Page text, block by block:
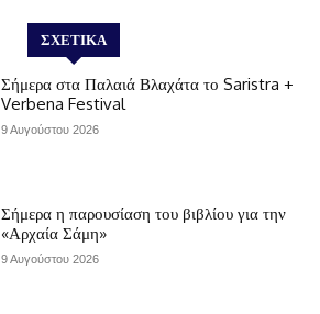
ΣΧΕΤΙΚΆ
Σήμερα στα Παλαιά Βλαχάτα το Saristra +
Verbena Festival
9 Αυγούστου 2026
Σήμερα η παρουσίαση του βιβλίου για την
«Αρχαία Σάμη»
9 Αυγούστου 2026